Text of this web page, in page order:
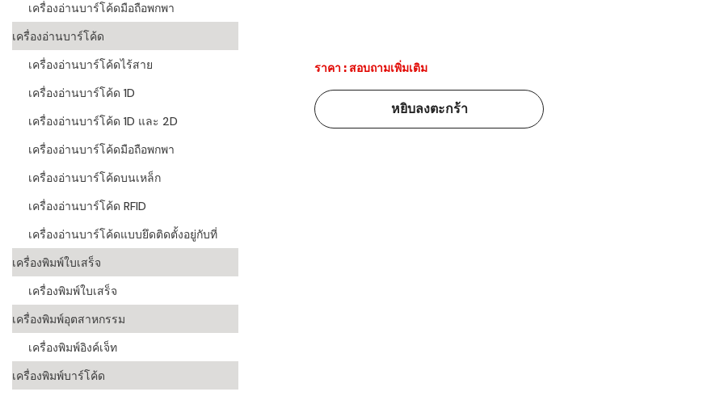
แพทย์
ระบบบาร์โค้ดในด้านการ
เครื่องอ่านบาร์โค้ดมือถือพกพา
เครื่องอ่านบาร์โค้ด
เครื่องอ่านบาร์โค้ดไร้สาย
เครื่องอ่านบาร์โค้ด 1D
เครื่องอ่านบาร์โค้ด 1D และ 2D
เครื่องอ่านบาร์โค้ดมือถือพกพา
เครื่องอ่านบาร์โค้ดบนเหล็ก
เครื่องอ่านบาร์โค้ด RFID
เครื่องอ่านบาร์โค้ดแบบยึดติดตั้งอยู่กับที่
เครื่องพิมพ์ใบเสร็จ
เครื่องพิมพ์ใบเสร็จ
เครื่องพิมพ์อุตสาหกรรม
เครื่องพิมพ์อิงค์เจ็ท
เครื่องพิมพ์บาร์โค้ด
ราคา : สอบถามเพิ่มเติม
หยิบลงตะกร้า